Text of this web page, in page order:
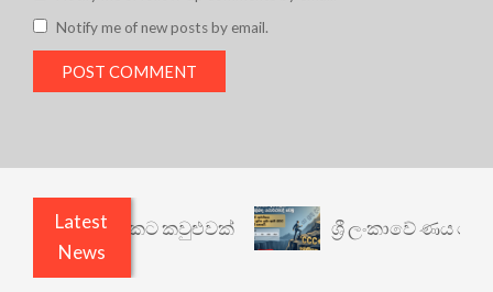
Notify me of new posts by email.
Latest
News
යථාර්ථයකට කවුළුවක් ශ්‍රී ලංකාවේ ණය